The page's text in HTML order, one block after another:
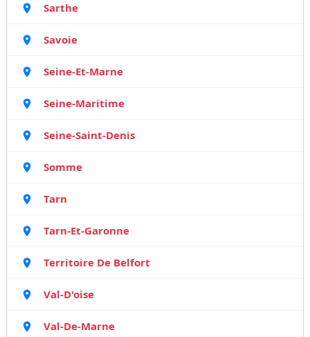
Sarthe
Savoie
Seine-Et-Marne
Seine-Maritime
Seine-Saint-Denis
Somme
Tarn
Tarn-Et-Garonne
Territoire De Belfort
Val-D'oise
Val-De-Marne